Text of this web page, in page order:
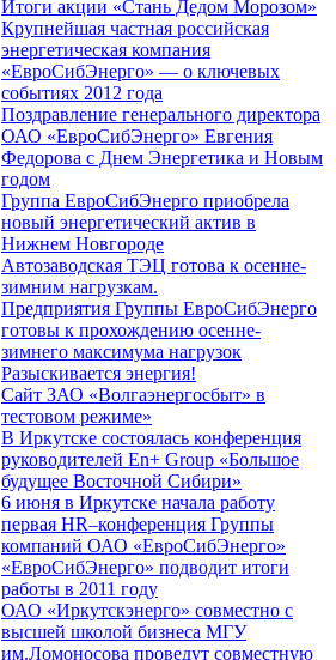
Итоги акции «Стань Дедом Морозом»
Крупнейшая частная российская
энергетическая компания
«ЕвроСибЭнерго» — о ключевых
событиях 2012 года
Поздравление генерального директора
ОАО «ЕвроСибЭнерго» Евгения
Федорова с Днем Энергетика и Новым
годом
Группа ЕвроСибЭнерго приобрела
новый энергетический актив в
Нижнем Новгороде
Автозаводская ТЭЦ готова к осенне-
зимним нагрузкам.
Предприятия Группы ЕвроСибЭнерго
готовы к прохождению осенне-
зимнего максимума нагрузок
Разыскивается энергия!
Сайт ЗАО «Волгаэнергосбыт» в
тестовом режиме»
В Иркутске состоялась конференция
руководителей En+ Group «Большое
будущее Восточной Сибири»
6 июня в Иркутске начала работу
первая HR–конференция Группы
компаний ОАО «ЕвроСибЭнерго»
«ЕвроСибЭнерго» подводит итоги
работы в 2011 году
ОАО «Иркутскэнерго» совместно с
высшей школой бизнеса МГУ
им.Ломоносова проведут совместную